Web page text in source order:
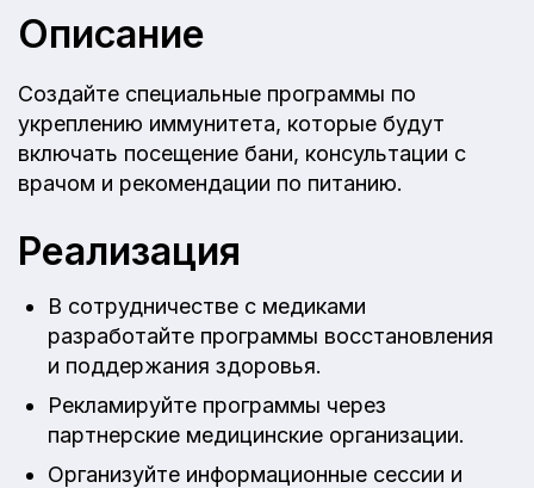
Описание
Создайте специальные программы по
укреплению иммунитета, которые будут
включать посещение бани, консультации с
врачом и рекомендации по питанию.
Реализация
В сотрудничестве с медиками
разработайте программы восстановления
и поддержания здоровья.
Рекламируйте программы через
партнерские медицинские организации.
Организуйте информационные сессии и